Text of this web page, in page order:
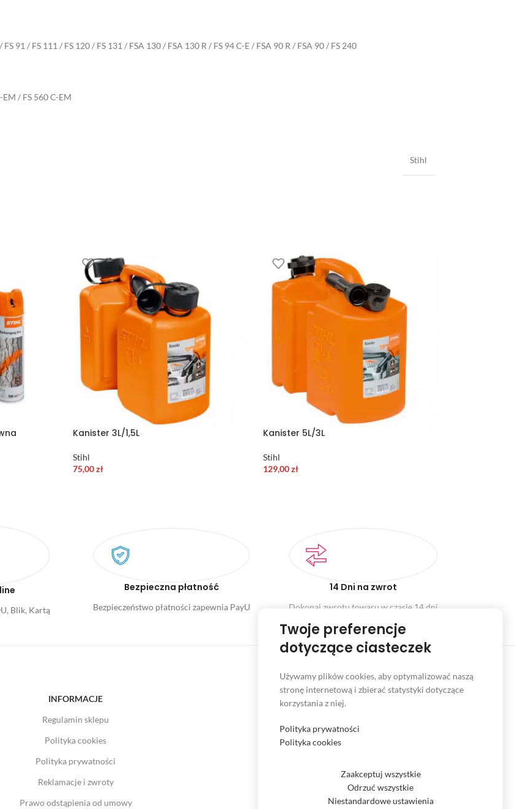
91 / FS 111 / FS 120 / FS 131 / FSA 130 / FSA 130 R / FS 94 C-E / FSA 90 R / FSA 90 / FS 240
EM / FS 560 C-EM
Stihl
Kanister 3L/1,5L
Stihl
75,00zł
Kanister 5L/3L
Stihl
129,00zł
Blik, Kartą
Bezpieczna płatność
Bezpieczeństwo płatności zapewnia PayU
14 Dni na zwrot
Dokonaj zwrotu towaru w czasie 14 dni
INFORMACJE
Regulamin sklepu
Polityka cookies
Polityka prywatności
Reklamacje i zwroty
Prawo odstąpienia od umowy
INFORMACJE
Kontakt
Formy płatności
Twoje preferencje
dotyczące ciasteczek
Używamy plików cookies, aby optymalizować naszą
stronę internetową i zbierać statystyki dotyczące
korzystania z niej.
Polityka prywatności
Polityka cookies
Zaakceptuj wszystkie
Odrzuć wszystkie
Niestandardowe ustawienia